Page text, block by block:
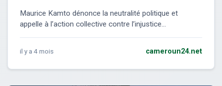
Maurice Kamto dénonce la neutralité politique et
appelle à l’action collective contre l’injustice...
il y a 4 mois cameroun24.net